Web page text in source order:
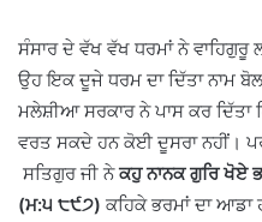
ਸੰਸਾਰ ਦੇ ਵੱਖ ਵੱਖ ਧਰਮਾਂ ਨੇ
ਉਹ ਇਕ ਦੂਜੇ ਧਰਮ ਦਾ ਦਿੱਤਾ ਨਾਮ
ਮਲੇਸ਼ੀਆ ਸਰਕਾਰ ਨੇ ਪਾਸ ਕਰ ਦਿੱਤਾ
ਵਰਤ ਸਕਦੇ ਹਨ ਕੋਈ ਦੂਸਰਾ ਨਹੀਂ।
ਸਤਿਗੁਰ ਜੀ ਨੇਕਹੁ ਨਾਨਕ ਗੁਰਿ ਖੋਏ
(ਮ:੫ ੮੯੭) ਕਹਿਕੇ ਭਰਮਾਂ ਦਾ ਆਡਾ